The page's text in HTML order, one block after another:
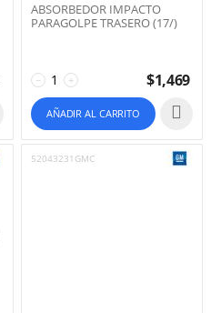
ABSORBEDOR IMPACTO
PARAGOLPE TRASERO (17/)
+
− $1,469
AÑADIR AL CARRITO
52043231GMC